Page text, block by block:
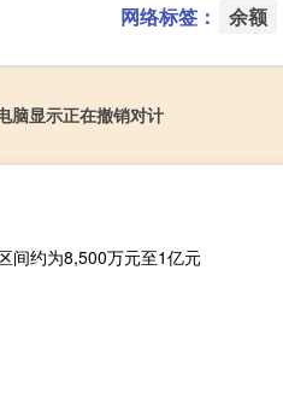
网络标签： 余额
脑显示正在撤销对计
间约为8,500万元至1亿元